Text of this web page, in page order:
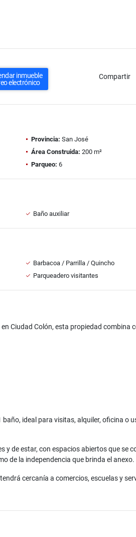
inmueble
electrónico
Compartir
Provincia: San José
Área Construida: 200 m²
Parqueo: 6
Baño auxiliar
Barbacoa / Parrilla / Quincho
Parqueadero visitantes
Ciudad Colón, esta propiedad
ideal para visitas, alquiler, oficina o
y de estar, con espacios abiertos que
de la independencia que brinda el anexo.
cercanía a comercios, escuelas y